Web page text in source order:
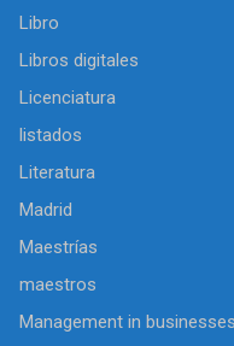
Libro
Libros digitales
Licenciatura
listados
Literatura
Madrid
Maestrías
maestros
Management in businesses